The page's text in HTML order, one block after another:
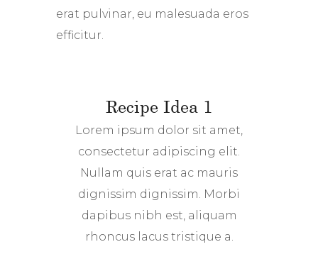
erat pulvinar, eu malesuada eros
efficitur.
Recipe Idea 1
Lorem ipsum dolor sit amet,
consectetur adipiscing elit.
Nullam quis erat ac mauris
dignissim dignissim. Morbi
dapibus nibh est, aliquam
rhoncus lacus tristique a.